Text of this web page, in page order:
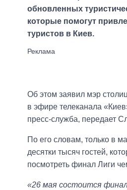
обновленных
которые помогут
туристов в Киев.
Об этом заявил мэр
в эфире телеканала
пресс-служба, передает
По его словам, только в
десятки тысяч гостей,
посмотреть финал Лиги
«26 мая состоится